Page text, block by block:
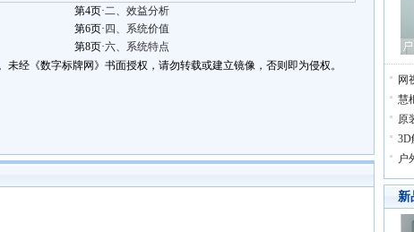
第4页·二、效益分析
第6页· 四、系统价值
第8页·六、系统特点
经《数字标牌网》书面授权，请勿转载或建立镜像，否则即为侵权。
网
慧
原
3D
户
新